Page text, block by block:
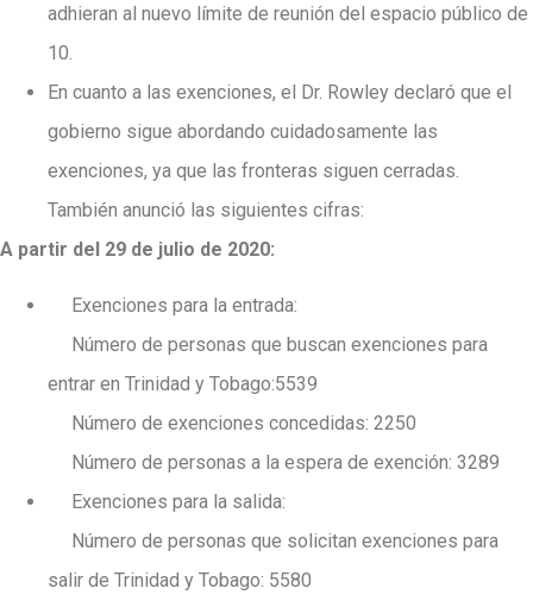
adhieran al nuevo límite de reunión del espacio público de
10.
En cuanto a las exenciones, el Dr. Rowley declaró que el
gobierno sigue abordando cuidadosamente las
exenciones, ya que las fronteras siguen cerradas.
También anunció las siguientes cifras:
A partir del 29 de julio de 2020:
Exenciones para la entrada:
Número de personas que buscan exenciones para
entrar en Trinidad y Tobago:5539
Número de exenciones concedidas: 2250
Número de personas a la espera de exención: 3289
Exenciones para la salida:
Número de personas que solicitan exenciones para
salir de Trinidad y Tobago: 5580